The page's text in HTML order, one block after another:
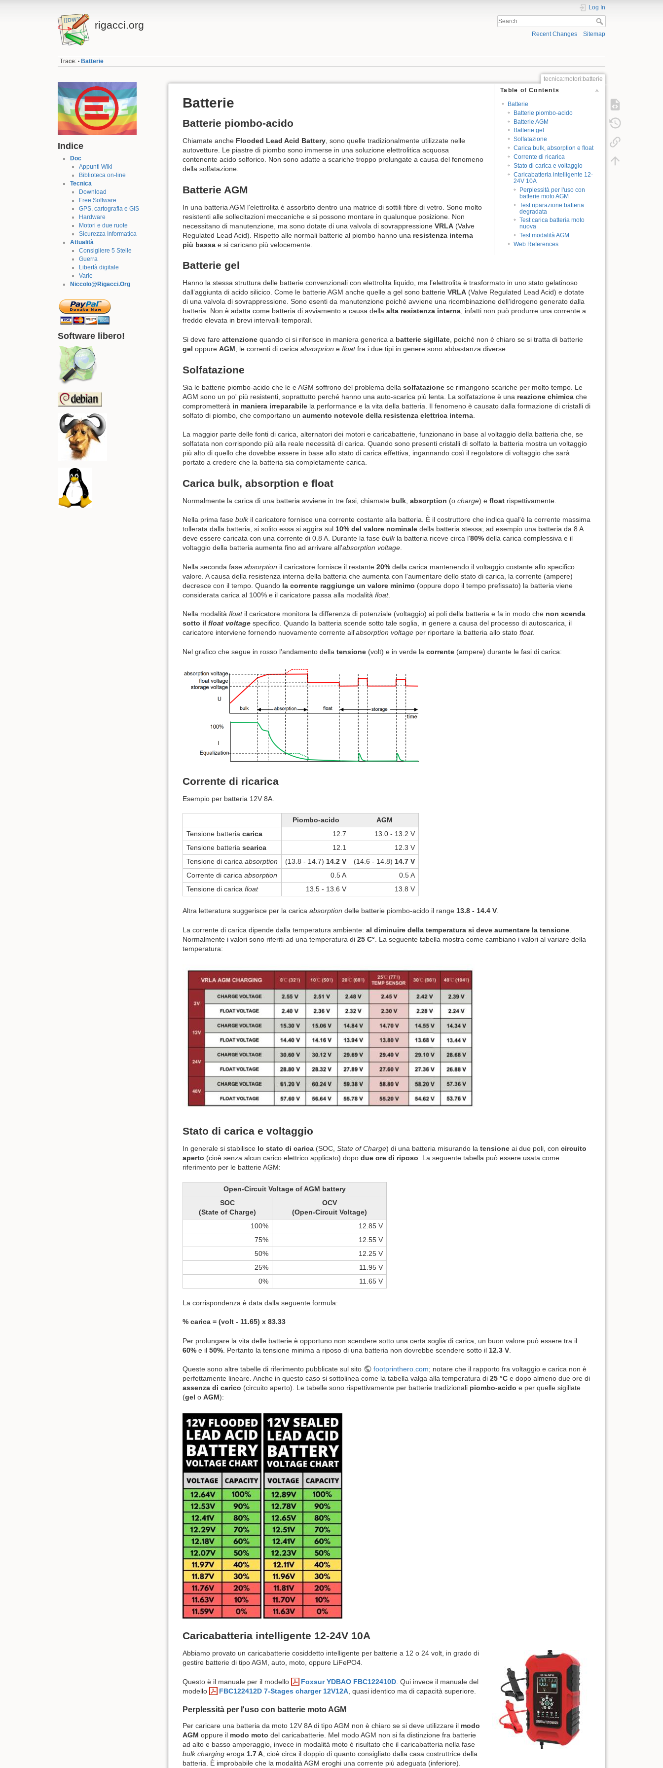
rigacci.org
Log In
Recent Changes Sitemap
Trace: • Batterie
Indice
Doc
Appunti Wiki
Biblioteca on-line
Tecnica
Download
Free Software
GPS, cartografia e GIS
Hardware
Motori e due ruote
Sicurezza Informatica
Attualità
Consigliere 5 Stelle
Guerra
Libertà digitale
Varie
Niccolo@Rigacci.Org
Software libero!
tecnica:motori:batterie
Table of Contents
Batterie
Batterie piombo-acido
Batterie AGM
Batterie gel
Solfatazione
Carica bulk, absorption e float
Corrente di ricarica
Stato di carica e voltaggio
Caricabatteria intelligente 12-
24V 10A
Perplessità per l'uso con
batterie moto AGM
Test riparazione batteria
degradata
Test carica batteria moto
nuova
Test modalità AGM
Web References
Batterie
Batterie piombo-acido
Chiamate anche Flooded Lead Acid Battery , sono quelle tradizionalmente utilizzate nelle
autovetture. Le piastre di piombo sono immerse in una soluzione elettrolitica acquosa
contenente acido solforico. Non sono adatte a scariche troppo prolungate a causa del fenomeno
della solfatazione.
Batterie AGM
In una batteria AGM l'elettrolita è assorbito dentro una matrice di sottili fibre di vetro. Sono molto
resistenti alle sollecitazioni meccaniche e si possono montare in qualunque posizione. Non
necessitano di manutenzione, ma sono dotate di una valvola di sovrappressione VRLA (Valve
Regulated Lead Acid). Rispetto alle normali batterie al piombo hanno una resistenza interna
più bassa e si caricano più velocemente.
Batterie gel
Hanno la stessa struttura delle batterie convenzionali con elettrolita liquido, ma l’elettrolita è trasformato in uno stato gelatinoso
dall’aggiunta di acido silicico. Come le batterie AGM anche quelle a gel sono batterie VRLA (Valve Regulated Lead Acid) e dotate
di una valvola di sovrappressione. Sono esenti da manutenzione poiché avviene una ricombinazione dell’idrogeno generato dalla
batteria. Non è adatta come batteria di avviamento a causa della alta resistenza interna, infatti non può produrre una corrente a
freddo elevata in brevi intervalli temporali.
Si deve fare attenzione quando ci si riferisce in maniera generica a batterie sigillate , poiché non è chiaro se si tratta di batterie
gel oppure AGM; le correnti di carica absorprion e floatfra i due tipi in genere sono abbastanza diverse.
Solfatazione
Sia le batterie piombo-acido che le e AGM soffrono del problema della solfatazione se rimangono scariche per molto tempo. Le
AGM sono un po' più resistenti, soprattutto perché hanno una auto-scarica più lenta. La solfatazione è una reazione chimica che
comprometterà in maniera irreparabile la performance e la vita della batteria. Il fenomeno è causato dalla formazione di cristalli di
solfato di piombo, che comportano un aumento notevole della resistenza elettrica interna
La maggior parte delle fonti di carica, alternatori dei motori e caricabatterie, funzionano in base al voltaggio della batteria che, se
solfatata non corrispondo più alla reale necessità di carica. Quando sono presenti cristalli di solfato la batteria mostra un voltaggio
più alto di quello che dovebbe essere in base allo stato di carica effettiva, ingannando così il regolatore di voltaggio che sarà
portato a credere che la batteria sia completamente carica.
Carica bulk, absorption e float
Normalmente la carica di una batteria avviene in tre fasi, chiamate bulk absorption (o charge) e float rispettivamente.
Nella prima fase bulkil caricatore fornisce una corrente costante alla batteria. È il costruttore che indica qual'è la corrente massima
tollerata dalla batteria, si solito essa si aggira sul 10% del valore nominale della batteria stessa; ad esempio una batteria da 8 A
deve essere caricata con una corrente di 0.8 A. Durante la fase bulkla batteria riceve circa l'80% della carica complessiva e il
voltaggio della batteria aumenta fino ad arrivare all'absorption voltage.
Nella seconda fase absorption il caricatore fornisce il restante 20% della carica mantenendo il voltaggio costante allo specifico
valore. A causa della resistenza interna della batteria che aumenta con l'aumentare dello stato di carica, la corrente (ampere)
decresce con il tempo. Quando la corrente raggiunge un valore minimo (oppure dopo il tempo prefissato) la batteria viene
considerata carica al 100% e il caricatore passa alla modalità float.
Nella modalità floatil caricatore monitora la differenza di potenziale (voltaggio) ai poli della batteria e fa in modo che non scenda
sotto il float voltage specifico. Quando la batteria scende sotto tale soglia, in genere a causa del processo di autoscarica, il
caricatore interviene fornendo nuovamente corrente all'absorption voltage per riportare la batteria allo stato float.
Nel grafico che segue in rosso l'andamento della tensione (volt) e in verde la corrente (ampere) durante le fasi di carica:
Corrente di ricarica
Esempio per batteria 12V 8A.
Piombo-acido
AGM
Tensione batteria carica 12.7
13.0 - 13.2 V
Tensione batteria scarica 12.1
12.3 V
Tensione di carica absorption (13.8 - 14.7) 14.2 V (14.6 - 14.8) 14.7 V
Corrente di carica absorption 0.5 A
0.5 A
Tensione di carica float 13.5 - 13.6 V 13.8 V
Altra letteratura suggerisce per la carica absorption delle batterie piombo-acido il range 13.8 - 14.4 V
La corrente di carica dipende dalla temperatura ambiente: al diminuire della temperatura si deve aumentare la tensione
Normalmente i valori sono riferiti ad una temperatura di 25 C° . La seguente tabella mostra come cambiano i valori al variare della
temperatura:
Stato di carica e voltaggio
In generale si stabilisce lo stato di carica (SOC, State of Charge) di una batteria misurando la tensione ai due poli, con circuito
aperto (cioè senza alcun carico elettrico applicato) dopo due ore di riposo. La seguente tabella può essere usata come
riferimento per le batterie AGM:
Open-Circuit Voltage of AGM battery
SOC
(State of Charge)
OCV
(Open-Circuit Voltage)
100%
12.85 V
75%
12.55 V
50%
12.25 V
25%
11.95 V
0%
11.65 V
La corrispondenza è data dalla seguente formula:
% carica = (volt - 11.65) x 83.33
Per prolungare la vita delle batterie è opportuno non scendere sotto una certa soglia di carica, un buon valore può essere tra il
60% e il 50% . Pertanto la tensione minima a riposo di una batteria non dovrebbe scendere sotto il 12.3 V
Queste sono altre tabelle di riferimento pubblicate sul sito footprinthero.com; notare che il rapporto fra voltaggio e carica non è
perfettamente lineare. Anche in questo caso si sottolinea come la tabella valga alla temperatura di 25 °C e dopo almeno due ore di
assenza di carico (circuito aperto). Le tabelle sono rispettivamente per batterie tradizionali piombo-acido e per quelle sigillate
(gel o AGM):
Caricabatteria intelligente 12-24V 10A
Abbiamo provato un caricabatterie cosiddetto intelligente per batterie a 12 o 24 volt, in grado di
gestire batterie di tipo AGM, auto, moto, oppure LiFePO4.
Questo è il manuale per il modello Foxsur YDBAO FBC122410D. Qui invece il manuale del
modello
FBC122412D 7-Stages charger 12V12A, quasi identico ma di capacità superiore.
Perplessità per l'uso con batterie moto AGM
Per caricare una batteria da moto 12V 8A di tipo AGM non è chiaro se si deve utilizzare il modo
AGM oppure il modo moto del caricabatterie. Mel modo AGM non si fa distinzione fra batterie
ad alto e basso amperaggio, invece in modalità moto è risultato che il caricabatteria nella fase
bulk charging eroga 1.7 A, cioè circa il doppio di quanto consigliato dalla casa costruttrice della
batteria. È improbabile che la modalità AGM eroghi una corrente più adeguata (inferiore).